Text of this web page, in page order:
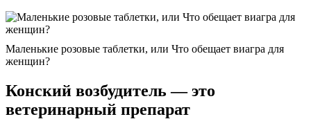
Маленькие розовые таблетки, или Что обещает виагра для
женщин?
Конский возбудитель — это
ветеринарный препарат